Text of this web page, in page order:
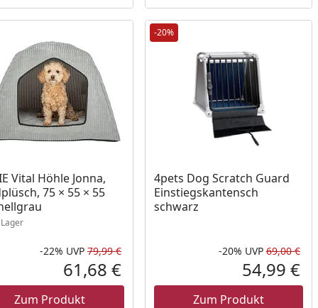
Vital Höhle Jonna,
75 × 55 × 55
am Lager
Rabatt in Prozent
-22%
Ursprünglicher Preis
UVP 79,99 €
Aktueller Preis
61,68 €
Zum Produkt
-20%
4pets Dog Scratch Guard
Einstiegskantensch
schwarz
-20% UVP 69,00 €
54,99 €
Zum Produkt